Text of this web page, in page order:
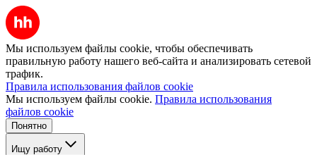
Мы используем файлы cookie, чтобы обеспечивать
правильную работу нашего веб-сайта и анализировать сетевой
трафик.
Правила использования файлов cookie
Мы используем файлы cookie. Правила использования
файлов cookie
Понятно
Ищу работу